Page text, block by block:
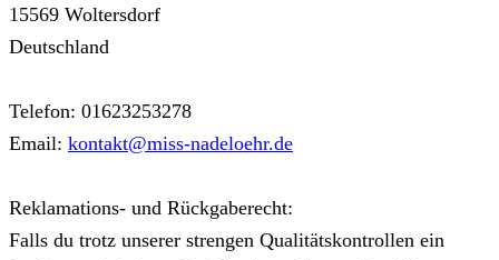
15569 Woltersdorf
Deutschland
Telefon: 01623253278
Email: kontakt@miss-nadeloehr.de
Reklamations- und Rückgaberecht:
Falls du trotz unserer strengen Qualitätskontrollen ein